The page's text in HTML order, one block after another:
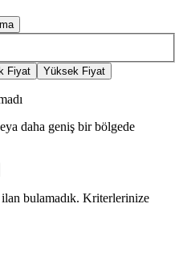
Fiyat Yüksek Fiyat
daha geniş bir bölgede
bulamadık. Kriterlerinize